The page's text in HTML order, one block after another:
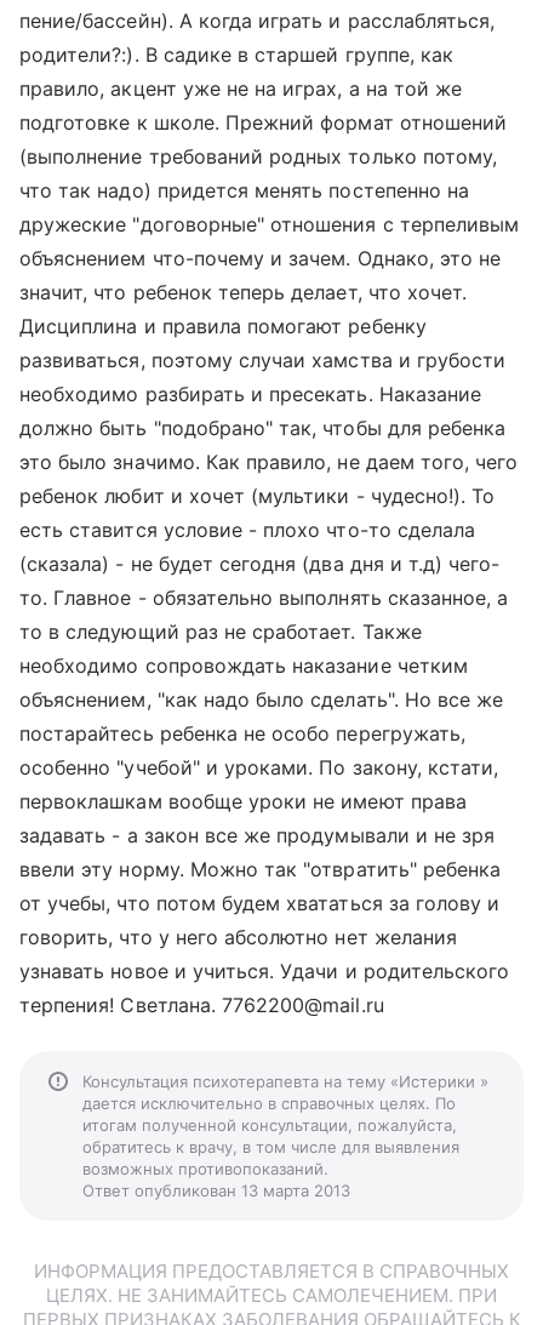
пение/бассейн). А когда играть и расслабляться,
родители?:). В садике в старшей группе, как
правило, акцент уже не на играх, а на той же
подготовке к школе. Прежний формат отношений
(выполнение требований родных только потому,
что так надо) придется менять постепенно на
дружеские "договорные" отношения с терпеливым
объяснением что-почему и зачем. Однако, это не
значит, что ребенок теперь делает, что хочет.
Дисциплина и правила помогают ребенку
развиваться, поэтому случаи хамства и грубости
необходимо разбирать и пресекать. Наказание
должно быть "подобрано" так, чтобы для ребенка
это было значимо. Как правило, не даем того, чего
ребенок любит и хочет (мультики - чудесно!). То
есть ставится условие - плохо что-то сделала
(сказала) - не будет сегодня (два дня и т.д) чего-
то. Главное - обязательно выполнять сказанное, а
то в следующий раз не сработает. Также
необходимо сопровождать наказание четким
объяснением, "как надо было сделать". Но все же
постарайтесь ребенка не особо перегружать,
особенно "учебой" и уроками. По закону, кстати,
первоклашкам вообще уроки не имеют права
задавать - а закон все же продумывали и не зря
ввели эту норму. Можно так "отвратить" ребенка
от учебы, что потом будем хвататься за голову и
говорить, что у него абсолютно нет желания
узнавать новое и учиться. Удачи и родительского
терпения! Светлана. 7762200@mail.ru
Консультация психотерапевта на тему «Истерики »
дается исключительно в справочных целях. По
итогам полученной консультации, пожалуйста,
обратитесь к врачу, в том числе для выявления
возможных противопоказаний.
Ответ опубликован 13 марта 2013
ИНФОРМАЦИЯ ПРЕДОСТАВЛЯЕТСЯ В СПРАВОЧНЫХ
ЦЕЛЯХ. НЕ ЗАНИМАЙТЕСЬ САМОЛЕЧЕНИЕМ. ПРИ
ПЕРВЫХ ПРИЗНАКАХ ЗАБОЛЕВАНИЯ ОБРАЩАЙТЕСЬ К